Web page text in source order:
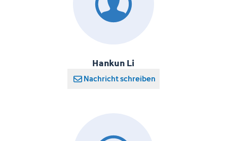
Hankun Li
Nachricht schreiben